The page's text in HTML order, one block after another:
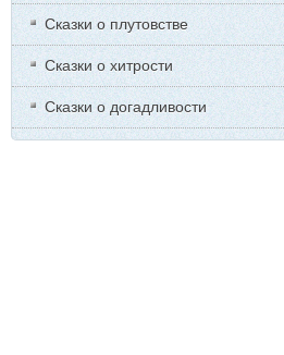
Сказки о плутовстве
Сказки о хитрости
Сказки о догадливости